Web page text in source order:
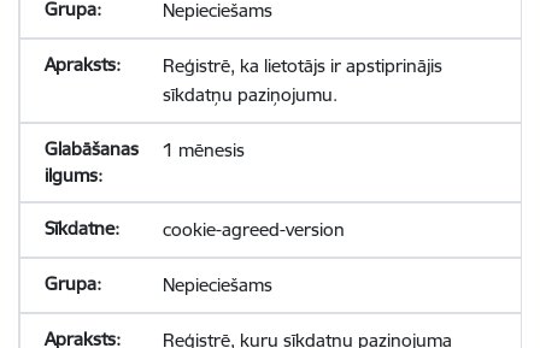
Nepieciešams
Reģistrē, ka lietotājs ir apstiprinājis
sīkdatņu paziņojumu.
1 mēnesis
cookie-agreed-version
Nepieciešams
Reģistrē, kuru sīkdatņu paziņojuma